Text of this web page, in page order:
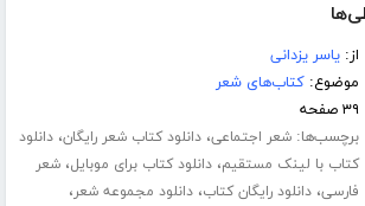
از:یاسر یزدانی
موضوع:کتاب‌های شعر
۳۹ صفحه
برچسب‌ها:شعر اجتماعی،دانلود کتاب شعر رایگان،دانلود
کتاب با لینک مستقیم،دانلود کتاب برای موبایل،شعر
فارسی،دانلود رایگان کتاب،دانلود مجموعه شعر،